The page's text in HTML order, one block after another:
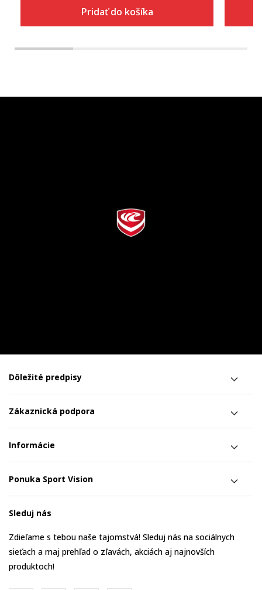
Pridať do košíka
Dôležité predpisy
Zákaznická podpora
Informácie
Ponuka Sport Vision
Sleduj nás
Zdieľame s tebou naše tajomstvá! Sleduj nás na sociálnych
sieťach a maj prehľad o zľavách, akciách aj najnovších
produktoch!